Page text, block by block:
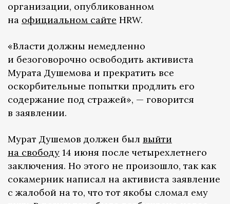
организации, опубликованном
на официальном сайте HRW.
«Власти должны немедленно
и безоговорочно освободить активиста
Мурата Душемова и прекратить все
оскорбительные попытки продлить его
содержание под стражей», — говорится
в заявлении.
Мурат Душемов должен был выйти
на свободу 14 июня после четырехлетнего
заключения. Но этого не произошло, так как
сокамерник написал на активиста заявление
с жалобой на то, что тот якобы сломал ему